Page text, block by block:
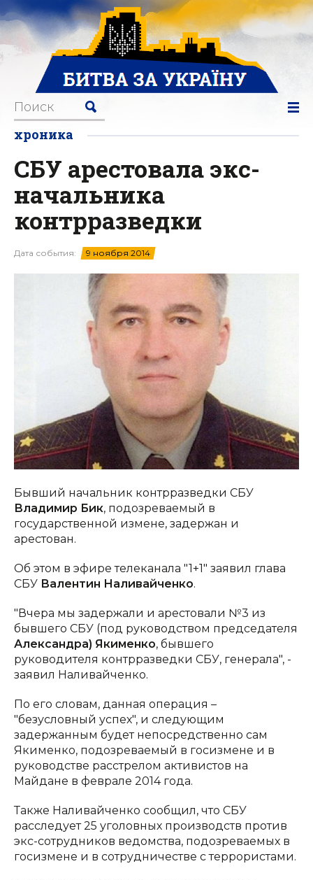
хроника
СБУ арестовала экс-
начальника
контрразведки
Дата события: 9 ноября 2014
Бывший начальник контрразведки СБУ
Владимир Бик, подозреваемый в
государственной измене, задержан и
арестован.
Об этом в эфире телеканала "1+1" заявил глава
СБУ Валентин Наливайченко.
"Вчера мы задержали и арестовали №3 из
бывшего СБУ (под руководством председателя
Александра) Якименко, бывшего
руководителя контрразведки СБУ, генерала", -
заявил Наливайченко.
По его словам, данная операция –
"безусловный успех", и следующим
задержанным будет непосредственно сам
Якименко, подозреваемый в госизмене и в
руководстве расстрелом активистов на
Майдане в феврале 2014 года.
Также Наливайченко сообщил, что СБУ
расследует 25 уголовных производств против
экс-сотрудников ведомства, подозреваемых в
госизмене и в сотрудничестве с террористами.